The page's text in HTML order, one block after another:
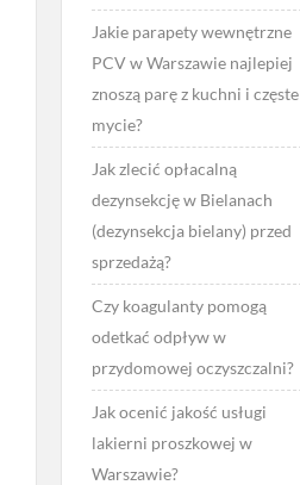
Jakie parapety wewnętrzne
PCV w Warszawie najlepiej
znoszą parę z kuchni i częste
mycie?
Jak zlecić opłacalną
dezynsekcję w Bielanach
(dezynsekcja bielany) przed
sprzedażą?
Czy koagulanty pomogą
odetkać odpływ w
przydomowej oczyszczalni?
Jak ocenić jakość usługi
lakierni proszkowej w
Warszawie?